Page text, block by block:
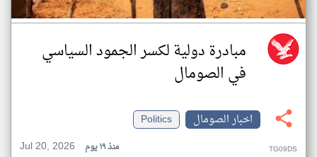
مبادرة دولية لكسر الجمود السياسي
في الصومال
اخبار الصومال
Politics
Jul 20, 2026
منذ ١٩ يوم TG09DS